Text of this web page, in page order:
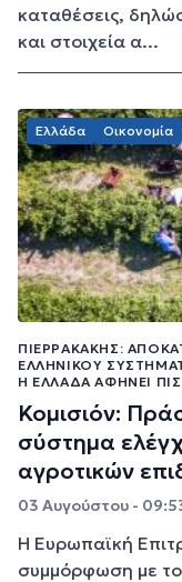
καταθέσεις,
και στοιχεία α...
Ελλάδα Οικονομία
ΠΙΕΡΡΑΚΆΚΗΣ:
ΕΛΛΗΝΙΚΟΎ
Η ΕΛΛΆΔΑ ΑΦΉΝΕΙ
Κομισιόν:
σύστημα
αγροτικών
03 Αυγούστου -
Η Ευρωπαϊκή
συμμόρφωση με